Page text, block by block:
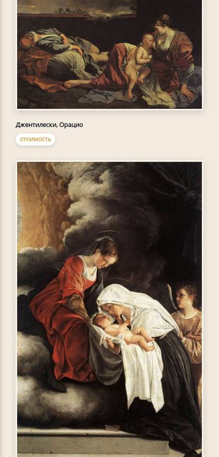
Джентилески, Орацио
СТОИМОСТЬ